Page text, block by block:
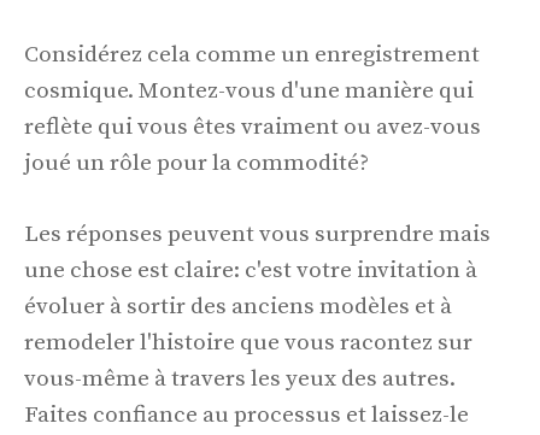
Considérez cela comme un enregistrement
cosmique. Montez-vous d'une manière qui
reflète qui vous êtes vraiment ou avez-vous
joué un rôle pour la commodité?
Les réponses peuvent vous surprendre mais
une chose est claire: c'est votre invitation à
évoluer à sortir des anciens modèles et à
remodeler l'histoire que vous racontez sur
vous-même à travers les yeux des autres.
Faites confiance au processus et laissez-le